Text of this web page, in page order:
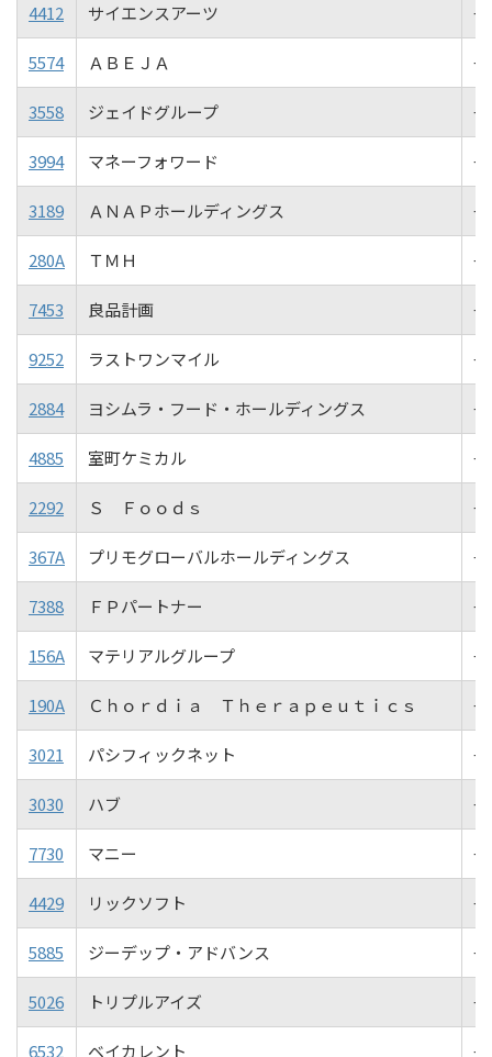
4412 サイエンスアーツ
5574 ＡＢＥＪＡ
3558 ジェイドグループ
3994 マネーフォワード
3189 ＡＮＡＰホールディングス
280A ＴＭＨ
7453 良品計画
9252 ラストワンマイル
2884 ヨシムラ・フード・ホールディングス
4885 室町ケミカル
2292 Ｓ Ｆｏｏｄｓ
367A プリモグローバルホールディングス
7388 ＦＰパートナー
156A マテリアルグループ
190A Ｃｈｏｒｄｉａ Ｔｈｅｒａｐｅｕｔｉｃｓ
3021 パシフィックネット
3030 ハブ
7730 マニー
4429 リックソフト
5885 ジーデップ・アドバンス
5026 トリプルアイズ
6532 ベイカレント